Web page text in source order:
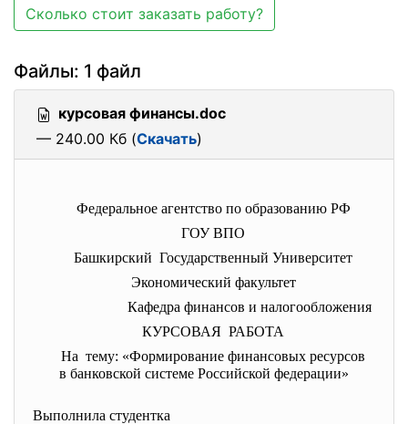
Сколько стоит заказать работу?
Файлы: 1 файл
курсовая финансы.doc
— 240.00 Кб (Скачать)
Федеральное агентство по образованию РФ
ГОУ ВПО
Башкирский Государственный Университет
Экономический факультет
Кафедра финансов и налогообложения
КУРСОВАЯ РАБОТА
На тему: «Формирование финансовых ресурсов
в банковской системе Российской федерации»
Выполнила студентка